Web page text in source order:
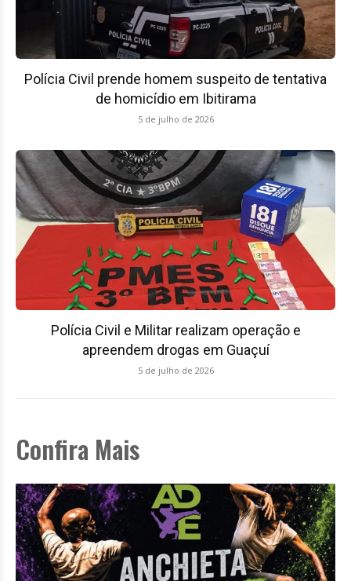
Polícia Civil prende homem suspeito de tentativa
de homicídio em Ibitirama
5 de julho de 2026
Polícia Civil e Militar realizam operação e
apreendem drogas em Guaçuí
5 de julho de 2026
Confira Mais